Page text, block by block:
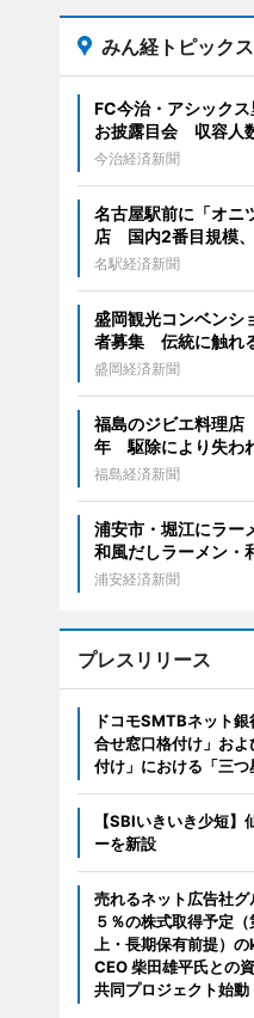
みん経トピックス
FC今治・アシック
お披露目会 収容人
今治経済新聞
名古屋駅前に「オニ
店 国内2番目規模
名駅経済新聞
盛岡観光コンベンシ
者募集 伝統に触れ
盛岡経済新聞
福島のジビエ料理店
年 駆除により失わ
福島経済新聞
浦安市・堀江にラー
和風だしラーメン・
浦安経済新聞
プレスリリース
ドコモSMTBネット
合せ窓口格付け」お
付け」における「三
【SBIいきいき少短
ーを新設
売れるネット広告社
５％の株式取得予定
上・長期保有前提）
CEO 柴田雄平氏との
共同プロジェクト始動